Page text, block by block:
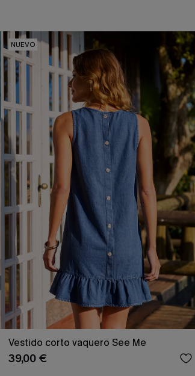
NUEVO
Vestido corto vaquero See Me
39,00 €